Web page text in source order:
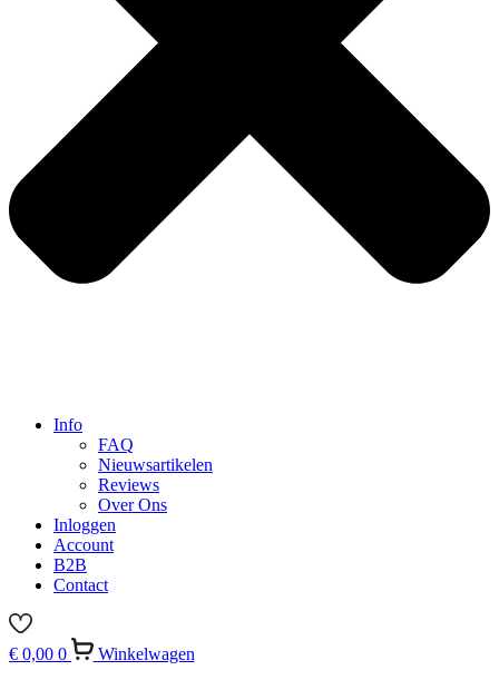
Info
FAQ
Nieuwsartikelen
Reviews
Over Ons
Inloggen
Account
B2B
Contact
€ 0,00 0
Winkelwagen